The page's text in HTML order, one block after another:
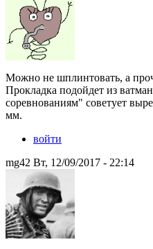
Можно не шплинтовать, а
Прокладка подойдет из
соревнованиям" советует
мм.
войти
mg42 Вт, 12/09/2017 - 22:14